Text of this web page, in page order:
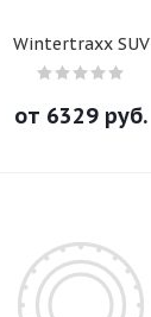
Wintertraxx SUV
от 6329 руб.